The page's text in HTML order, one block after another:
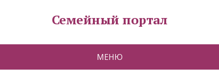
Семейный портал
МЕНЮ